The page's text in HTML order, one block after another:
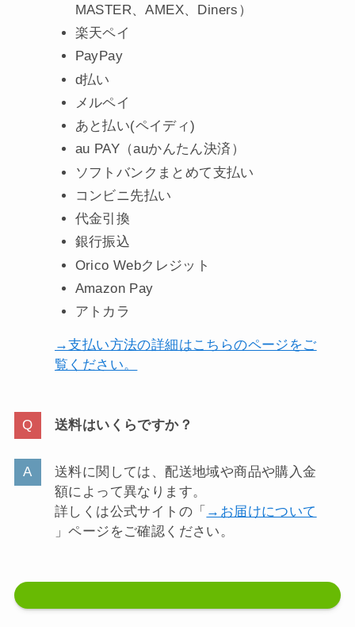
MASTER、AMEX、Diners）
楽天ペイ
PayPay
d払い
メルペイ
あと払い(ペイディ)
au PAY（auかんたん決済）
ソフトバンクまとめて支払い
コンビニ先払い
代金引換
銀行振込
Orico Webクレジット
Amazon Pay
アトカラ
→支払い方法の詳細はこちらのページをご
覧ください。
送料はいくらですか？
送料に関しては、配送地域や商品や購入金
額によって異なります。
詳しくは公式サイトの「 →お届けについて
」ページをご確認ください。